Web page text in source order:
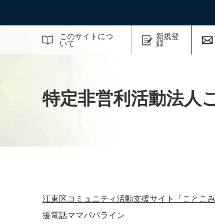
このサイトにつ
いて
新規登
録
サイト内検索
特定非営利活動法人
江東区コミュニティ活動支援サイト「ことこみ
援電話ママパパライン